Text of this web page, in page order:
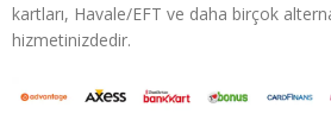
kartları, Havale/EFT ve daha birçok
hizmetinizdedir.